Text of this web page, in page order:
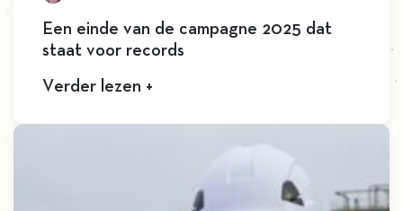
Een einde van de campagne 2025 dat
staat voor records
Verder lezen +